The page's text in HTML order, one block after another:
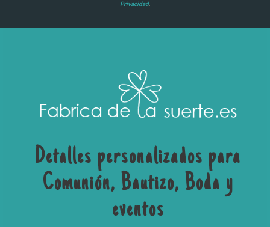
Privacidad.
Detalles personalizados para
Comunión, Bautizo, Boda y
eventos